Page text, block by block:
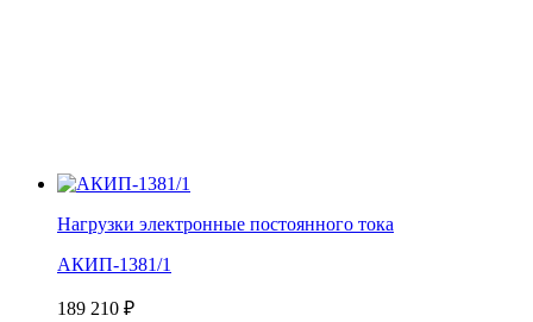
Нагрузки электронные постоянного тока
АКИП-1381/1
189 210 ₽